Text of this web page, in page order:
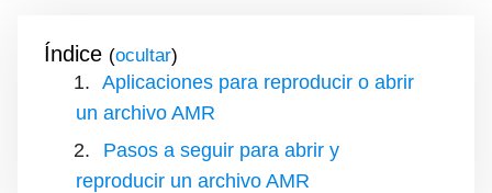
Índice ( )
Aplicaciones para reproducir o abrir
un archivo AMR
Pasos a seguir para abrir y
reproducir un archivo AMR